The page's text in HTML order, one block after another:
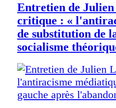
Entretien de
critique : «
de substitution de
socialisme